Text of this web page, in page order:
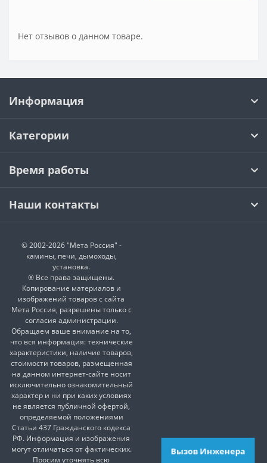
Нет отзывов о данном товаре.
Информация
Категории
Время работы
Наши контакты
© 2002-2026 "Мета Россия" -
камины, печи, дымоходы,
установка.
® Все права защищены.
Копирование материалов и
изображений товаров с сайта
Мета Россия, разрешены только с
согласия администрации.
Обращаем ваше внимание на то,
что вся информация: технические
характеристики, наличие товаров,
стоимости товаров, размещенная
на данном интернет-сайте носит
исключительно ознакомительный
характер и ни при каких условиях
не является публичной офертой,
определяемой положениями
Статьи 437 Гражданского кодекса
РФ. Информация и изображения
могут отличаться от фактических.
Просим уточнять всю
Вызов Инженера